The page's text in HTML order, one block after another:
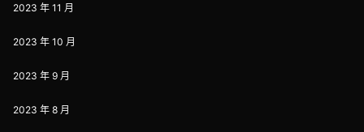
2023 年 11 月
2023 年 10 月
2023 年 9 月
2023 年 8 月